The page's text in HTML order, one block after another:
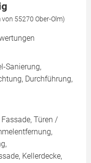
55270 Ober-Olm)
Sanierung,
Durchführung,
Türen /
Kellerdecke,